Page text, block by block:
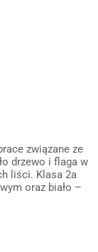
związane ze
drzewo i flaga w
liści. Klasa 2a
oraz biało –